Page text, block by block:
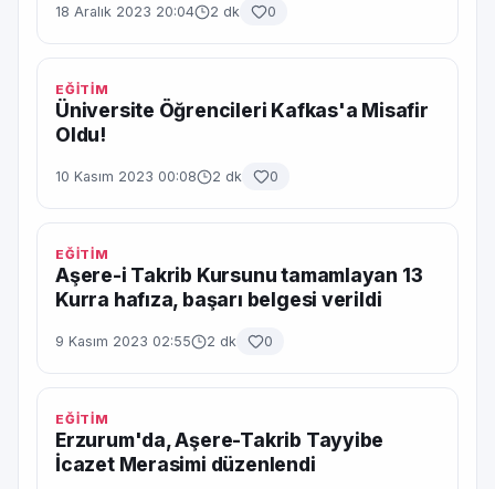
18 Aralık 2023 20:04 2 dk 0
EĞİTİM
Üniversite Öğrencileri Kafkas'a Misafir
Oldu!
10 Kasım 2023 00:08 2 dk 0
EĞİTİM
Aşere-i Takrib Kursunu tamamlayan 13
Kurra hafıza, başarı belgesi verildi
9 Kasım 2023 02:55 2 dk 0
EĞİTİM
Erzurum'da, Aşere-Takrib Tayyibe
İcazet Merasimi düzenlendi